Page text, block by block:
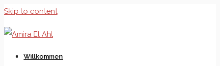
Skip to content
Willkommen